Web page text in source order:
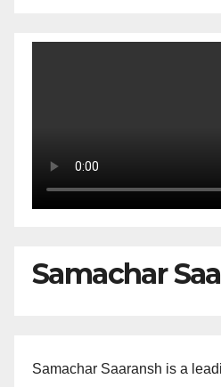
Samachar
Samachar Saaransh is a